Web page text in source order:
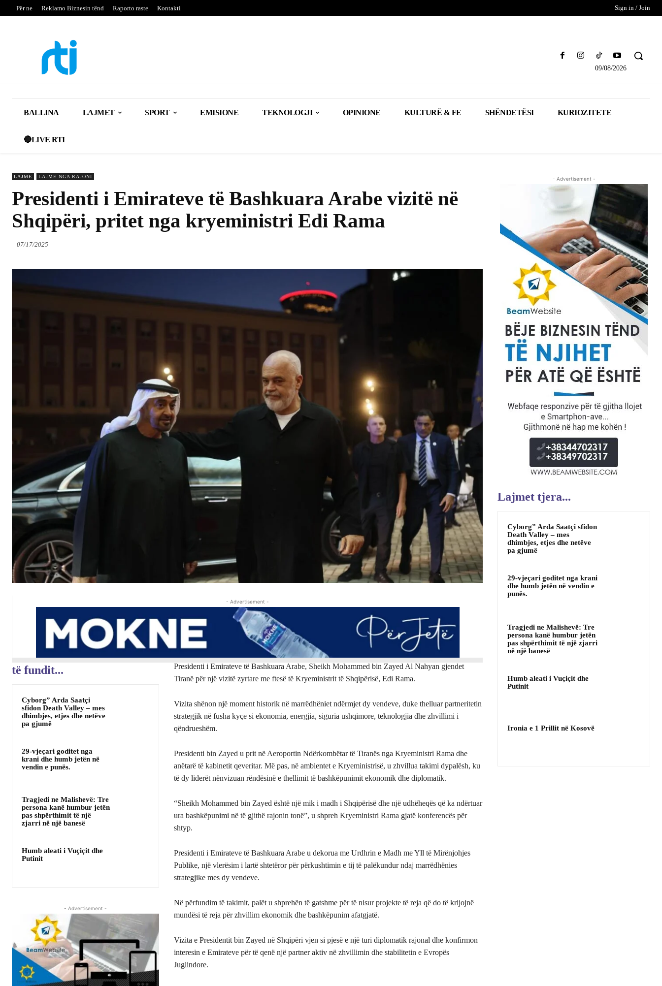
Për ne Reklamo Biznesin tënd Raporto raste Kontakti Sign in / Join
09/08/2026
BALLINA LAJMET SPORT EMISIONE TEKNOLOGJI OPINIONE KULTURË & FE SHËNDETËSI KURIOZITETE
🔴LIVE RTI
LAJME LAJME NGA RAJONI
Presidenti i Emirateve të Bashkuara Arabe vizitë në
Shqipëri, pritet nga kryeministri Edi Rama
07/17/2025
- Advertisement -
të fundit...
Cyborg” Arda Saatçi
sfidon Death Valley – mes
dhimbjes, etjes dhe netëve
pa gjumë
29-vjeçari goditet nga
krani dhe humb jetën në
vendin e punës.
Tragjedi ne Malishevë: Tre
persona kanë humbur jetën
pas shpërthimit të një
zjarri në një banesë
Humb aleati i Vuçiçit dhe
Putinit
- Advertisement -
Presidenti i Emirateve të Bashkuara Arabe, Sheikh Mohammed bin Zayed Al Nahyan gjendet
Tiranë për një vizitë zyrtare me ftesë të Kryeministrit të Shqipërisë, Edi Rama.
Vizita shënon një moment historik në marrëdhëniet ndërmjet dy vendeve, duke thelluar partneritetin
strategjik në fusha kyçe si ekonomia, energjia, siguria ushqimore, teknologjia dhe zhvillimi i
qëndrueshëm.
Presidenti bin Zayed u prit në Aeroportin Ndërkombëtar të Tiranës nga Kryeministri Rama dhe
anëtarë të kabinetit qeveritar. Më pas, në ambientet e Kryeministrisë, u zhvillua takimi dypalësh, ku
të dy liderët nënvizuan rëndësinë e thellimit të bashkëpunimit ekonomik dhe diplomatik.
“Sheikh Mohammed bin Zayed është një mik i madh i Shqipërisë dhe një udhëheqës që ka ndërtuar
ura bashkëpunimi në të gjithë rajonin tonë”, u shpreh Kryeministri Rama gjatë konferencës për
shtyp.
Presidenti i Emirateve të Bashkuara Arabe u dekorua me Urdhrin e Madh me Yll të Mirënjohjes
Publike, një vlerësim i lartë shtetëror për përkushtimin e tij të palëkundur ndaj marrëdhënies
strategjike mes dy vendeve.
Në përfundim të takimit, palët u shprehën të gatshme për të nisur projekte të reja që do të krijojnë
mundësi të reja për zhvillim ekonomik dhe bashkëpunim afatgjatë.
Vizita e Presidentit bin Zayed në Shqipëri vjen si pjesë e një turi diplomatik rajonal dhe konfirmon
interesin e Emirateve për të qenë një partner aktiv në zhvillimin dhe stabilitetin e Evropës
Juglindore.
- Advertisement -
Lajmet tjera...
Cyborg” Arda Saatçi sfidon
Death Valley – mes
dhimbjes, etjes dhe netëve
pa gjumë
29-vjeçari goditet nga krani
dhe humb jetën në vendin e
punës.
Tragjedi ne Malishevë: Tre
persona kanë humbur jetën
pas shpërthimit të një zjarri
në një banesë
Humb aleati i Vuçiçit dhe
Putinit
Ironia e 1 Prillit në Kosovë